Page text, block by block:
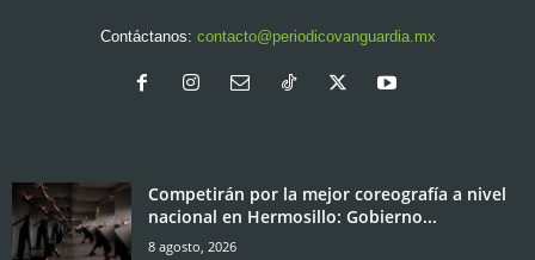
Contáctanos: contacto@periodicovanguardia.mx
Competirán por la mejor coreografía a nivel
nacional en Hermosillo: Gobierno...
8 agosto, 2026